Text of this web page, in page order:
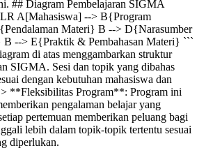
## Diagram Pembelajaran SIGMA
A[Mahasiswa] --> B{Program
Materi} B --> D{Narasumber
--> E{Praktik & Pembahasan Materi} ```
di atas menggambarkan struktur
SIGMA. Sesi dan topik yang dibahas
dengan kebutuhan mahasiswa dan
> **Fleksibilitas Program**: Program ini
pengalaman belajar yang
pertemuan memberikan peluang bagi
lebih dalam topik-topik tertentu sesuai
diperlukan.